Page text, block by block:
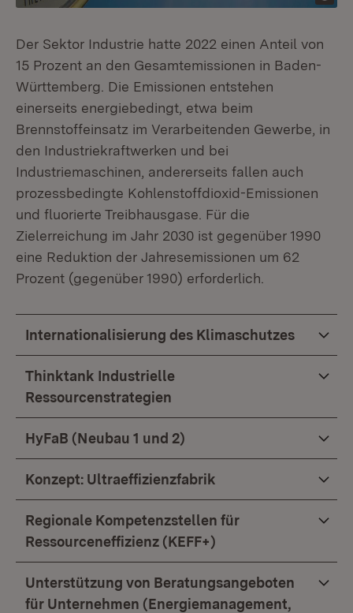
Der Sektor Industrie hatte 2022 einen Anteil von
15 Prozent an den Gesamtemissionen in Baden-
Württemberg. Die Emissionen entstehen
einerseits energiebedingt, etwa beim
Brennstoffeinsatz im Verarbeitenden Gewerbe, in
den Industriekraftwerken und bei
Industriemaschinen, andererseits fallen auch
prozessbedingte Kohlenstoffdioxid-Emissionen
und fluorierte Treibhausgase. Für die
Zielerreichung im Jahr 2030 ist gegenüber 1990
eine Reduktion der Jahresemissionen um 62
Prozent (gegenüber 1990) erforderlich.
Internationalisierung des Klimaschutzes
Thinktank Industrielle
Ressourcenstrategien
HyFaB (Neubau 1 und 2)
Konzept: Ultraeffizienzfabrik
Regionale Kompetenzstellen für
Ressourceneffizienz (KEFF+)
Unterstützung von Beratungsangeboten
für Unternehmen (Energiemanagement,